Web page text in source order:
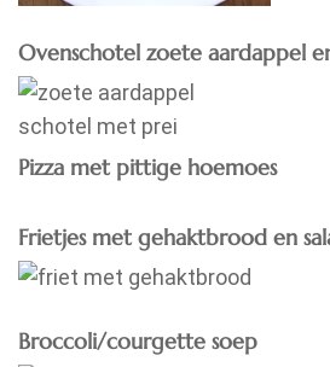
Ovenschotel zoete aardappel
Pizza met pittige hoemoes
Frietjes met gehaktbrood en
Broccoli/courgette soep